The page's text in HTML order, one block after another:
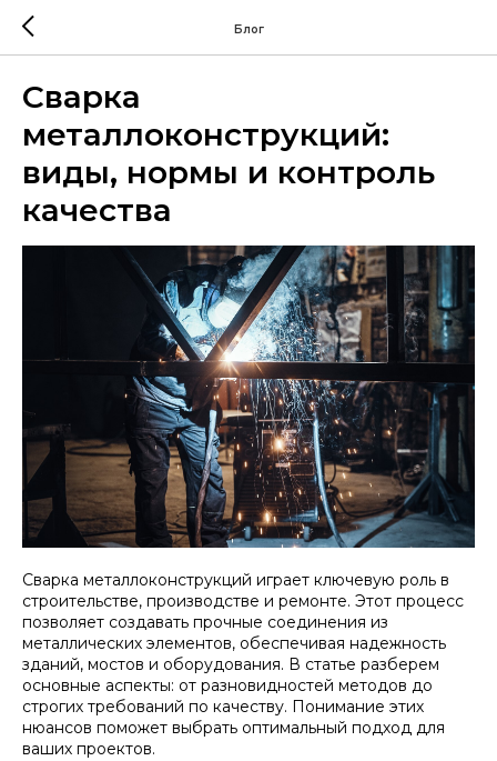
Блог
Сварка
металлоконструкций:
виды, нормы и контроль
качества
Сварка металлоконструкций играет ключевую роль в
строительстве, производстве и ремонте. Этот процесс
позволяет создавать прочные соединения из
металлических элементов, обеспечивая надежность
зданий, мостов и оборудования. В статье разберем
основные аспекты: от разновидностей методов до
строгих требований по качеству. Понимание этих
нюансов поможет выбрать оптимальный подход для
ваших проектов.